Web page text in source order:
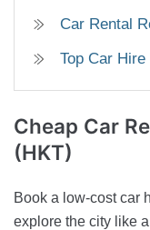
Car Rental
Top Car Hire
Cheap Car
(HKT)
Book a low-cost car
explore the city like